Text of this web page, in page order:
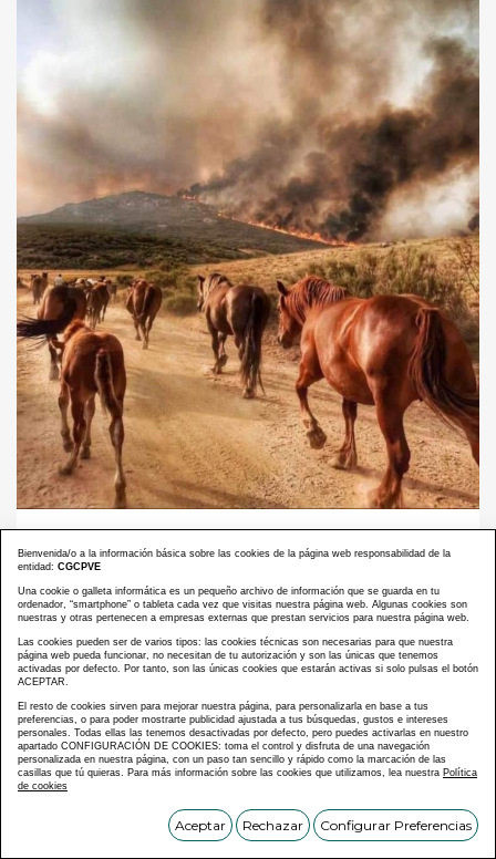
AMBAS CORPORACIONES RECONOCEN LA LABOR DE LOS
EQUIPOS QUE TRABAJAN SOBRE EL TERRENO
Los Colegios de Veterinarios de Ávila y
Madrid se ponen a disposición de los
servicios de emergencia ante la
gravedad de los incendios forestales
Leer más >
Bienvenida/o a la información básica sobre las cookies de la página web responsabilidad de la
entidad: CGCPVE
Una cookie o galleta informática es un pequeño archivo de información que se guarda en tu
ordenador, “smartphone” o tableta cada vez que visitas nuestra página web. Algunas cookies son
nuestras y otras pertenecen a empresas externas que prestan servicios para nuestra página web.
Las cookies pueden ser de varios tipos: las cookies técnicas son necesarias para que nuestra
página web pueda funcionar, no necesitan de tu autorización y son las únicas que tenemos
activadas por defecto. Por tanto, son las únicas cookies que estarán activas si solo pulsas el botón
ACEPTAR.
El resto de cookies sirven para mejorar nuestra página, para personalizarla en base a tus
preferencias, o para poder mostrarte publicidad ajustada a tus búsquedas, gustos e intereses
personales. Todas ellas las tenemos desactivadas por defecto, pero puedes activarlas en nuestro
apartado CONFIGURACIÓN DE COOKIES: toma el control y disfruta de una navegación
personalizada en nuestra página, con un paso tan sencillo y rápido como la marcación de las
casillas que tú quieras. Para más información sobre las cookies que utilizamos, lea nuestra Política
de cookies
Aceptar Rechazar Configurar Preferencias